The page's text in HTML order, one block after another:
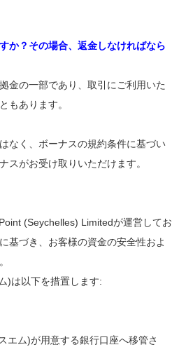
か？その場合、返金しなければなら
金の一部であり、取引にご利用いた
もあります。
なく、ボーナスの規約条件に基づい
スがお受け取りいただけます。
(Seychelles) Limitedが運営してお
基づき、お客様の資金の安全性およ
)は以下を措置します:
エム)が用意する銀行口座へ移管さ